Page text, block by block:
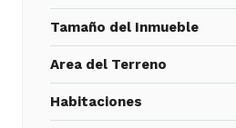
Tamaño del Inmueble
Area del Terreno
Habitaciones